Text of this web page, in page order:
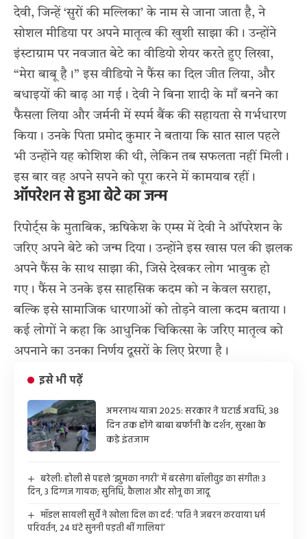
देवी, जिन्हें ‘सुरों की मल्लिका’ के नाम से जाना जाता है, ने
सोशल मीडिया पर अपने मातृत्व की खुशी साझा की। उन्होंने
इंस्टाग्राम पर नवजात बेटे का वीडियो शेयर करते हुए लिखा,
“मेरा बाबू है।” इस वीडियो ने फैंस का दिल जीत लिया, और
बधाइयों की बाढ़ आ गई। देवी ने बिना शादी के माँ बनने का
फैसला लिया और जर्मनी में स्पर्म बैंक की सहायता से गर्भधारण
किया। उनके पिता प्रमोद कुमार ने बताया कि सात साल पहले
भी उन्होंने यह कोशिश की थी, लेकिन तब सफलता नहीं मिली।
इस बार वह अपने सपने को पूरा करने में कामयाब रहीं।
ऑपरेशन से हुआ बेटे का जन्म
रिपोर्ट्स के मुताबिक, ऋषिकेश के एम्स में देवी ने ऑपरेशन के
जरिए अपने बेटे को जन्म दिया। उन्होंने इस खास पल की झलक
अपने फैंस के साथ साझा की, जिसे देखकर लोग भावुक हो
गए। फैंस ने उनके इस साहसिक कदम को न केवल सराहा,
बल्कि इसे सामाजिक धारणाओं को तोड़ने वाला कदम बताया।
कई लोगों ने कहा कि आधुनिक चिकित्सा के जरिए मातृत्व को
अपनाने का उनका निर्णय दूसरों के लिए प्रेरणा है।
इसे भी पढ़ें
अमरनाथ यात्रा 2025: सरकार ने घटाई अवधि, 38
दिन तक होंगे बाबा बर्फानी के दर्शन, सुरक्षा के
कड़े इंतजाम
बरेली: होली से पहले ‘झुमका नगरी’ में बरसेगा बॉलीवुड का संगीत! 3
दिन, 3 दिग्गज गायक; सुनिधि, कैलाश और सोनू का जादू
मॉडल सायली सुर्वे ने खोला दिल का दर्द: ‘पति ने जबरन करवाया धर्म
परिवर्तन, 24 घंटे सुननी पड़ती थीं गालियां’